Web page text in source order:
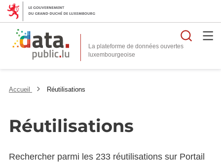
La plateforme de données ouvertes
Accueil Réutilisations
Réutilisations
Rechercher parmi les 233 réutilisations sur Portail